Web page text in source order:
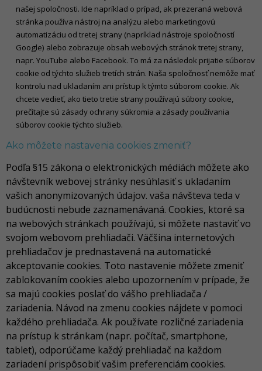
našej spoločnosti. Ide napríklad o prípad, ak prezeraná webová
stránka používa nástroj na analýzu alebo marketingovú
automatizáciu od tretej strany (napríklad nástroje spoločností
Google) alebo zobrazuje obsah webových stránok tretej strany,
napr. YouTube alebo Facebook. To má za následok prijatie súborov
cookie od týchto služieb tretích strán. Naša spoločnosť nemôže mať
kontrolu nad ukladaním ani prístup k týmto súborom cookie. Ak
chcete vedieť, ako tieto tretie strany používajú súbory cookie,
prečítajte sú zásady ochrany súkromia a zásady používania
súborov cookie týchto služieb.
Ako môžete nastavenia cookies zmeniť?
Podľa §15 zákona o elektronických médiách môžete ako
návštevník webovej stránky nesúhlasiť s ukladaním
vašich anonymizovaných údajov. vaša návšteva teda v
budúcnosti nebude zaznamenávaná. Cookies, ktoré sa
na webových stránkach používajú, si môžete nastaviť vo
svojom webovom prehliadači. Väčšina internetových
prehliadačov je prednastavená na automatické
akceptovanie cookies. Toto nastavenie môžete zmeniť
zablokovaním cookies alebo upozornením v prípade, že
sa majú cookies poslať do vášho prehliadača /
zariadenia. Návod na zmenu cookies nájdete v pomoci
každého prehliadača. Ak používate rozličné zariadenia
na prístup k stránkam (napr. počítač, smartphone,
tablet), odporúčame každý prehliadač na každom
zariadení prispôsobiť vašim preferenciám cookies.